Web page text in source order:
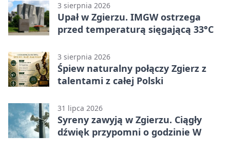
3 sierpnia 2026
Upał w Zgierzu. IMGW ostrzega
przed temperaturą sięgającą 33°C
3 sierpnia 2026
Śpiew naturalny połączy Zgierz z
talentami z całej Polski
31 lipca 2026
Syreny zawyją w Zgierzu. Ciągły
dźwięk przypomni o godzinie W